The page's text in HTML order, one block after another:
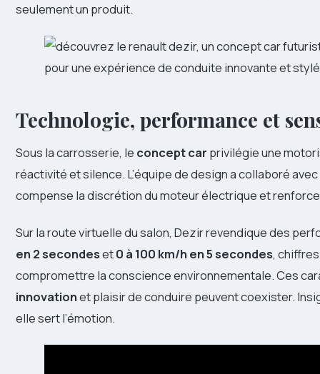
seulement un produit.
Technologie, performance et
Sous la carrosserie, le concept car privilégie une
réactivité et silence. L’équipe de design a collaboré avec
compense la discrétion du moteur électrique et
Sur la route virtuelle du salon, Dezir revendique des
en 2 secondeset0 à 100 km/h en 5 secondes,
compromettre la conscience environnementale. Ces
innovationet plaisir de conduire peuvent coexister.
elle sert l’émotion.